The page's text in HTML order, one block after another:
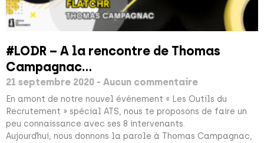
#LODR – A la rencontre de Thomas
Campagnac…
21 septembre 2020 Aucun commentaire
En amont de notre nouvel événement « Les Outils du
Recrutement » spécial ATS, nous te proposons de faire un
peu connaissance avec ses 8 intervenants.
Aujourd’hui, nous donnons la parole à Thomas Campagnac,